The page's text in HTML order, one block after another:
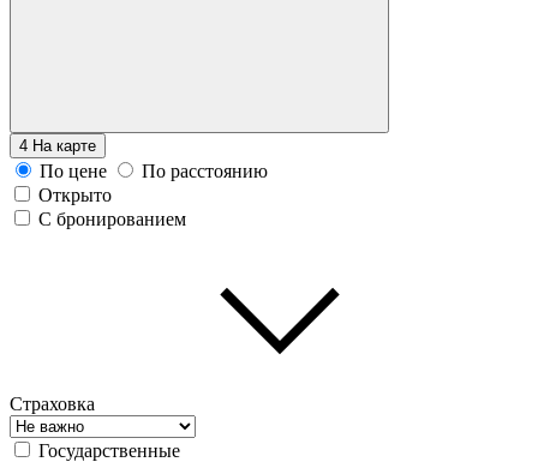
4 На карте
По цене
По расстоянию
Открыто
С бронированием
Страховка
Государственные